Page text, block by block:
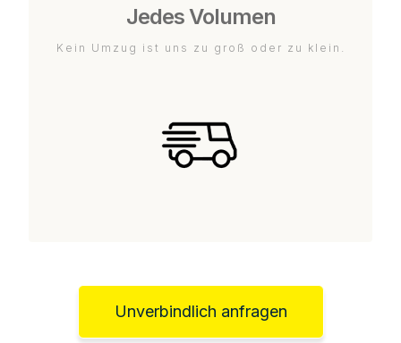
Jedes Volumen
Kein Umzug ist uns zu groß oder zu klein.
Unverbindlich anfragen